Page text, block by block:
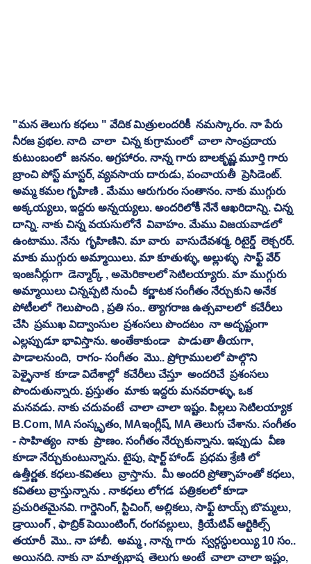
"మన తెలుగు కధలు " వేదిక మిత్రులందరికీ  నమస్కారం. నా పేరు
నీరజ ప్రభల. నాది  చాలా  చిన్న కుగ్రామంలో  చాలా సాంప్రదాయ
కుటుంబంలో  జననం. అగ్రహారం. నాన్న గారు బాలకృష్ణ మూర్తి గారు
బ్రాంచి పోస్ట్ మాస్టర్, వ్యవసాయ దారుడు, పంచాయతీ  ప్రెసిడెంట్.
అమ్మ కమల గృహిణి . మేము ఆరుగురం సంతానం. నాకు ముగ్గురు
అక్కయ్యలు, ఇద్దరు అన్నయ్యలు. అందరిలోకీ నేనే ఆఖరిదాన్ని. చిన్న
దాన్ని. నాకు చిన్న వయసులోనే  వివాహం. మేము విజయవాడలో
ఉంటాము. నేను  గృహిణిని. మా వారు  వాసుదేవశర్మ. రిటైర్డ్  లెక్చరర్.
మాకు ముగ్గురు అమ్మాయిలు. మా కూతుళ్ళు, అల్లుళ్ళు  సాఫ్ట్ వేర్
ఇంజనీర్లుగా  డెన్మార్క్ , అమెరికాలలో సెటిలయ్యారు. మా ముగ్గురు
అమ్మాయిలు చిన్నప్పటి నుంచీ  కర్ణాటక సంగీతం నేర్చుకుని అనేక
పోటీలలో  గెలుపొంది , ప్రతి సం.. త్యాగరాజ ఉత్సవాలలో  కచేరీలు
చేసి  ప్రముఖ విద్వాంసుల  ప్రశంసలు పొందటం  నా అదృష్టంగా
ఎల్లప్పుడూ భావిస్తాను. అంతేకాకుండా   పాడుతా తీయగా,
పాడాలనుంది,  రాగం- సంగీతం  మొ.. ప్రోగ్రాములలో పాల్గొని
పెళ్ళైనాక  కూడా విదేశాల్లో  కచేరీలు చేస్తూ  అందరిచే  ప్రశంసలు
పొందుతున్నారు. ప్రస్తుతం  మాకు ఇద్దరు మనవరాళ్ళు, ఒక
మనవడు. నాకు చదువంటే  చాలా చాలా ఇష్టం. పిల్లలు సెటిలయ్యాక
B.Com, MA సంస్కృతం, MAఇంగ్లీష్, MA తెలుగు చేశాను. సంగీతం
- సాహిత్యం  నాకు  ప్రాణం. సంగీతం నేర్చుకున్నాను. ఇప్పుడు  వీణ
కూడా నేర్చుకుంటున్నాను. టైపు, షార్ట్ హాండ్  ప్రధమ శ్రేణి లో
ఉత్తీర్ణత. కధలు-కవితలు  వ్రాస్తాను.  మీ అందరి ప్రోత్సాహంతో కధలు,
కవితలు వ్రాస్తున్నాను . నాకధలు లోగడ  పత్రికలలో కూడా
ప్రచురితమైనవి. గార్డెనింగ్, స్టిచింగ్, అల్లికలు, సాఫ్ట్ టాయ్స్ బొమ్మలు,
డ్రాయింగ్ , ఫాబ్రిక్ పెయింటింగ్, రంగవల్లులు,  క్రియేటివ్ ఆర్టికిల్స్
తయారీ  మొ.. నా హాబీ.  అమ్మ , నాన్న గారు  స్వర్గస్ధులయ్యి 10 సం..
అయినది. నాకు నా మాతృభాష  తెలుగు అంటే  చాలా చాలా ఇష్టం,